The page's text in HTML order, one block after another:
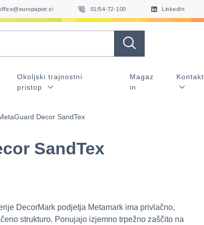
01/54-72-100 LinkedIn
Okoljski trajnostni
pristop
Magaz
in
Kontakt
Decor SandTex
SandTex
DecorMark podjetja Metamark ima privlačno,
strukturo. Ponujajo izjemno trpežno zaščito na